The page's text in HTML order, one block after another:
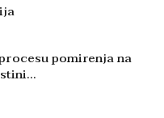
pomirenja na